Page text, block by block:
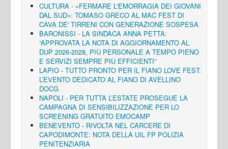
CULTURA - «FERMARE L'EMORRAGIA DEI GIOVANI
DAL SUD»: TOMASO GRECO AL MAC FEST DI
CAVA DE' TIRRENI CON GENERAZIONE SOSPESA
BARONISSI - LA SINDACA ANNA PETTA:
“APPROVATA LA NOTA DI AGGIORNAMENTO AL
DUP 2026-2028, PIÙ PERSONALE A TEMPO PIENO
E SERVIZI SEMPRE PIÙ EFFICIENTI”
LAPIO - TUTTO PRONTO PER IL FIANO LOVE FEST:
L’EVENTO DEDICATO AL FIANO DI AVELLINO
DOCG
NAPOLI - PER TUTTA L’ESTATE PROSEGUE LA
CAMPAGNA DI SENSIBILIZZAZIONE PER LO
SCREENING GRATUITO EMOCAMP
BENEVENTO - RIVOLTA NEL CARCERE DI
CAPODIMONTE: NOTA DELLA UIL FP POLIZIA
PENITENZIARIA